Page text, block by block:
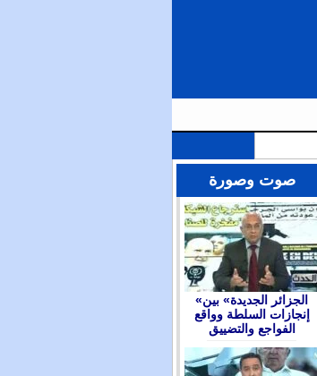
صوت وصورة
«الجزائر الجديدة» بين
إنجازات السلطة وواقع
الفواجع والتضييق